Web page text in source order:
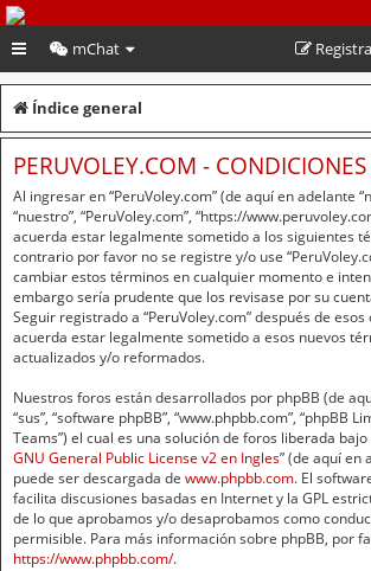
PeruVoley.com
mChat
Índice general
PERUVOLEY.COM -
Al ingresar en “PeruVoley.com” (de aquí en adelante
“nuestro”, “PeruVoley.com”, “https://
acuerda estar legalmente sometido a los siguientes
contrario por favor no se registre y/o use
cambiar estos términos en cualquier momento e
embargo sería prudente que los revisase por su
Seguir registrado a “PeruVoley.com” después de
acuerda estar legalmente sometido a esos nuevos
actualizados y/o reformados.
Nuestros foros están desarrollados por phpBB (de
“sus”, “software phpBB”, “www.phpbb.com”, “phpBB
Teams”) el cual es una solución de foros liberada bajo
GNU General Public License v2 en Ingles” (de aquí en
puede ser descargada de www.phpbb.com. El
facilita discusiones basadas en Internet y la GPL
de lo que aprobamos y/o desaprobamos como
permisible. Para más información sobre phpBB, por
https://www.phpbb.com/.